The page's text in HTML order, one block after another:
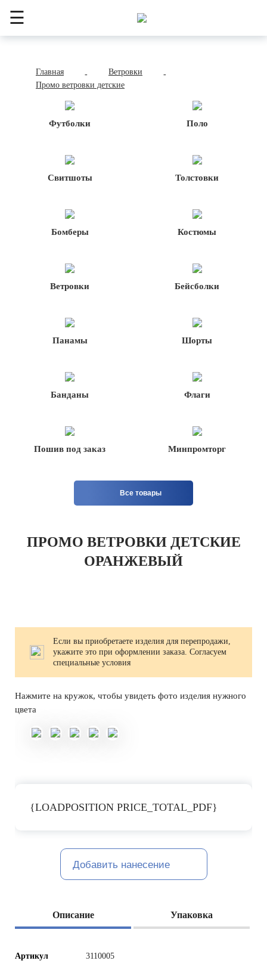
☰
Главная - Ветровки
-
Промо ветровки детские
Футболки Поло
Свитшоты Толстовки
Бомберы Костюмы
Ветровки Бейсболки
Панамы Шорты
Банданы Флаги
Пошив под заказ Минпромторг
Все товары
ПРОМО ВЕТРОВКИ ДЕТСКИЕ
ОРАНЖЕВЫЙ
Если вы приобретаете изделия для перепродажи,
укажите это при оформлении заказа. Согласуем
специальные условия
Нажмите на кружок, чтобы увидеть фото изделия нужного
цвета
{LOADPOSITION PRICE_TOTAL_PDF}
Добавить нанесение
Описание Упаковка
Артикул 3110005